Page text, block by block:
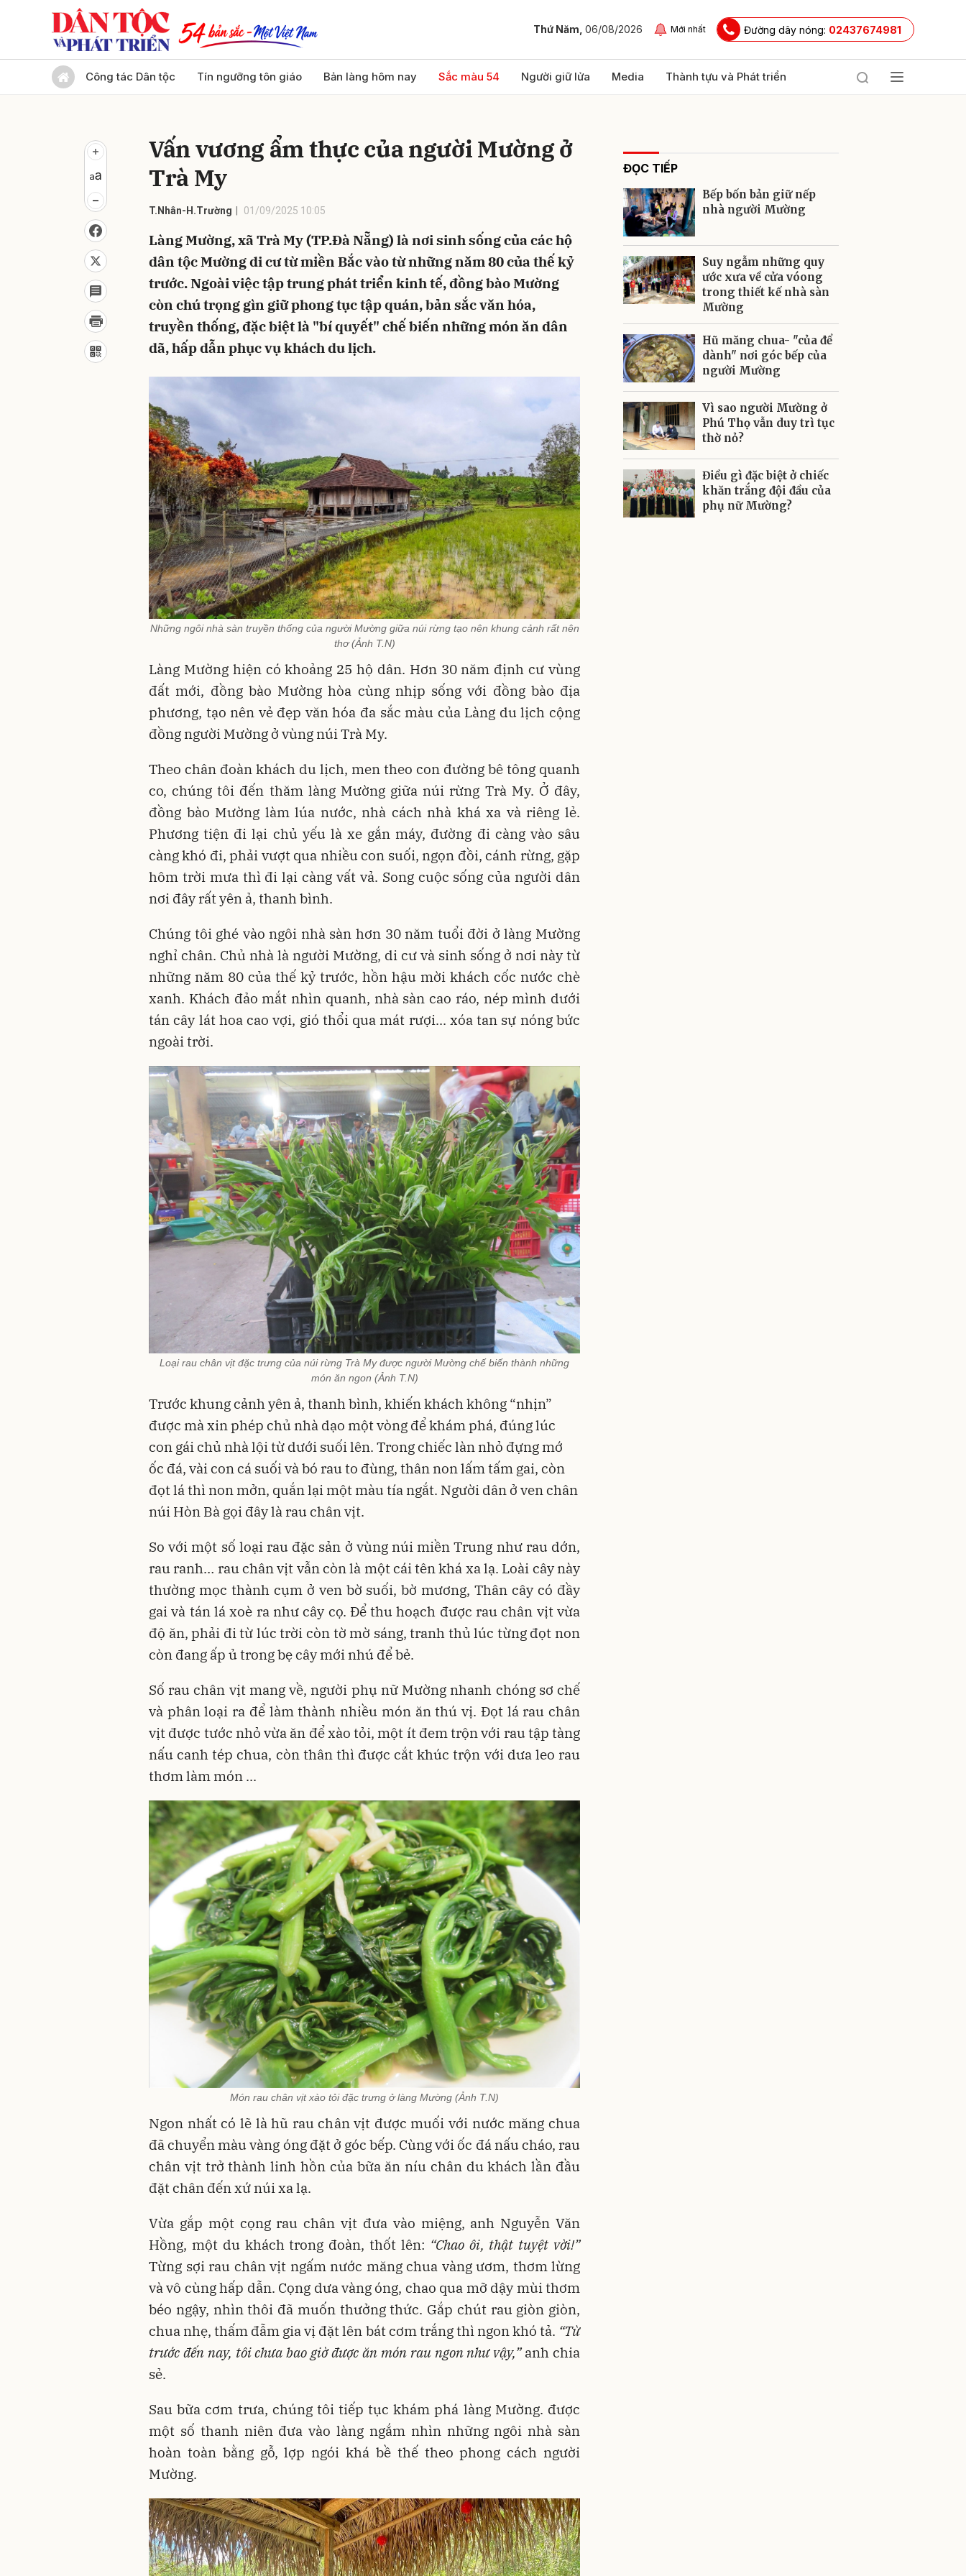
Thứ Năm, 06/08/2026 Mới nhất Đường dây nóng: 02437674981
Công tác Dân tộc Tín ngưỡng tôn giáo Bản làng hôm nay Sắc màu 54 Người giữ lửa Media Thành tựu và Phát triển
Vấn vương ẩm thực của người Mường ở
Trà My
T.Nhân-H.Trường 01/09/2025 10:05
Làng Mường, xã Trà My (TP.Đà Nẵng) là nơi sinh sống của các hộ
dân tộc Mường di cư từ miền Bắc vào từ những năm 80 của thế kỷ
trước. Ngoài việc tập trung phát triển kinh tế, đồng bào Mường
còn chú trọng gìn giữ phong tục tập quán, bản sắc văn hóa,
truyền thống, đặc biệt là "bí quyết" chế biến những món ăn dân
dã, hấp dẫn phục vụ khách du lịch.
Những ngôi nhà sàn truyền thống của người Mường giữa núi rừng tạo nên khung cảnh rất nên
thơ (Ảnh T.N)
Làng Mường hiện có khoảng 25 hộ dân. Hơn 30 năm định cư vùng
đất mới, đồng bào Mường hòa cùng nhịp sống với đồng bào địa
phương, tạo nên vẻ đẹp văn hóa đa sắc màu của Làng du lịch cộng
đồng người Mường ở vùng núi Trà My.
Theo chân đoàn khách du lịch, men theo con đường bê tông quanh
co, chúng tôi đến thăm làng Mường giữa núi rừng Trà My. Ở đây,
đồng bào Mường làm lúa nước, nhà cách nhà khá xa và riêng lẻ.
Phương tiện đi lại chủ yếu là xe gắn máy, đường đi càng vào sâu
càng khó đi, phải vượt qua nhiều con suối, ngọn đồi, cánh rừng, gặp
hôm trời mưa thì đi lại càng vất vả. Song cuộc sống của người dân
nơi đây rất yên ả, thanh bình.
Chúng tôi ghé vào ngôi nhà sàn hơn 30 năm tuổi đời ở làng Mường
nghỉ chân. Chủ nhà là người Mường, di cư và sinh sống ở nơi này từ
những năm 80 của thế kỷ trước, hồn hậu mời khách cốc nước chè
xanh. Khách đảo mắt nhìn quanh, nhà sàn cao ráo, nép mình dưới
tán cây lát hoa cao vợi, gió thổi qua mát rượi... xóa tan sự nóng bức
ngoài trời.
Loại rau chân vịt đặc trưng của núi rừng Trà My được người Mường chế biến thành những
món ăn ngon (Ảnh T.N)
Trước khung cảnh yên ả, thanh bình, khiến khách không “nhịn”
được mà xin phép chủ nhà dạo một vòng để khám phá, đúng lúc
con gái chủ nhà lội từ dưới suối lên. Trong chiếc làn nhỏ đựng mớ
ốc đá, vài con cá suối và bó rau to đùng, thân non lấm tấm gai, còn
đọt lá thì non mởn, quắn lại một màu tía ngắt. Người dân ở ven chân
núi Hòn Bà gọi đây là rau chân vịt.
So với một số loại rau đặc sản ở vùng núi miền Trung như rau dớn,
rau ranh… rau chân vịt vẫn còn là một cái tên khá xa lạ. Loài cây này
thường mọc thành cụm ở ven bờ suối, bờ mương, Thân cây có đầy
gai và tán lá xoè ra như cây cọ. Để thu hoạch được rau chân vịt vừa
độ ăn, phải đi từ lúc trời còn tờ mờ sáng, tranh thủ lúc từng đọt non
còn đang ấp ủ trong bẹ cây mới nhú để bẻ.
Số rau chân vịt mang về, người phụ nữ Mường nhanh chóng sơ chế
và phân loại ra để làm thành nhiều món ăn thú vị. Đọt lá rau chân
vịt được tước nhỏ vừa ăn để xào tỏi, một ít đem trộn với rau tập tàng
nấu canh tép chua, còn thân thì được cắt khúc trộn với dưa leo rau
thơm làm món ...
Món rau chân vịt xào tỏi đặc trưng ở làng Mường (Ảnh T.N)
Ngon nhất có lẽ là hũ rau chân vịt được muối với nước măng chua
đã chuyển màu vàng óng đặt ở góc bếp. Cùng với ốc đá nấu cháo, rau
chân vịt trở thành linh hồn của bữa ăn níu chân du khách lần đầu
đặt chân đến xứ núi xa lạ.
Vừa gắp một cọng rau chân vịt đưa vào miệng, anh Nguyễn Văn
Hồng, một du khách trong đoàn, thốt lên: “Chao ôi, thật tuyệt vời!”
Từng sợi rau chân vịt ngấm nước măng chua vàng ươm, thơm lừng
và vô cùng hấp dẫn. Cọng dưa vàng óng, chao qua mỡ dậy mùi thơm
béo ngậy, nhìn thôi đã muốn thưởng thức. Gắp chút rau giòn giòn,
chua nhẹ, thấm đẫm gia vị đặt lên bát cơm trắng thì ngon khó tả. “Từ
trước đến nay, tôi chưa bao giờ được ăn món rau ngon như vậy,”anh chia
sẻ.
Sau bữa cơm trưa, chúng tôi tiếp tục khám phá làng Mường. được
một số thanh niên đưa vào làng ngắm nhìn những ngôi nhà sàn
hoàn toàn bằng gỗ, lợp ngói khá bề thế theo phong cách người
Mường.
ĐỌC TIẾP
Bếp bốn bản giữ nếp
nhà người Mường
Suy ngẫm những quy
ước xưa về cửa vóong
trong thiết kế nhà sàn
Mường
Hũ măng chua- "của để
dành" nơi góc bếp của
người Mường
Vì sao người Mường ở
Phú Thọ vẫn duy trì tục
thờ nỏ?
Điều gì đặc biệt ở chiếc
khăn trắng đội đầu của
phụ nữ Mường?
Gửi bình luận
Hủy Gửi